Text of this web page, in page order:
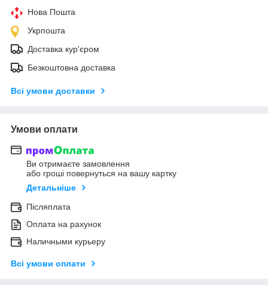
Нова Пошта
Укрпошта
Доставка кур'єром
Безкоштовна доставка
Всі умови доставки
Умови оплати
Ви отримаєте замовлення
або гроші повернуться на вашу картку
Детальніше
Післяплата
Оплата на рахунок
Наличными курьеру
Всі умови оплати